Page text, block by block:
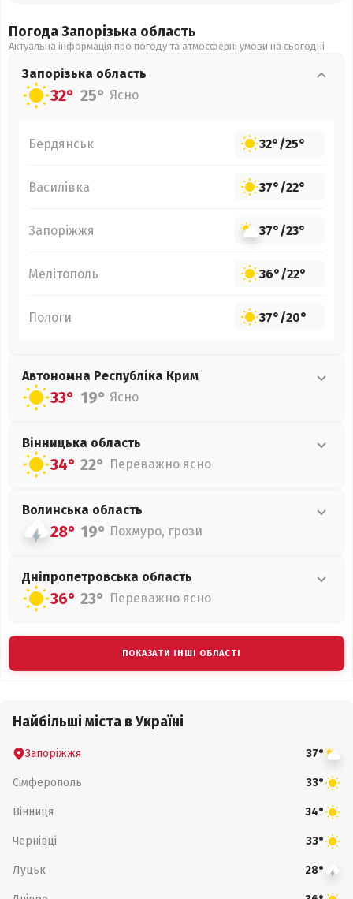
Погода Запорізька область
Актуальна інформація про погоду та атмосферні умови на сьогодні
Запорізька область
32° 25° Ясно
Бердянськ 32°/25°
Василівка 37°/22°
Запоріжжя 37°/23°
Мелітополь 36°/22°
Пологи 37°/20°
Автономна Республіка Крим
33° 19° Ясно
Вінницька область
34° 22° Переважно ясно
Волинська область
28° 19° Похмуро, грози
Дніпропетровська область
36° 23° Переважно ясно
ПОКАЗАТИ ІНШІ ОБЛАСТІ
Найбільші міста в Україні
Запоріжжя 37°
Сімферополь 33°
Вінниця 34°
Чернівці 33°
Луцьк 28°